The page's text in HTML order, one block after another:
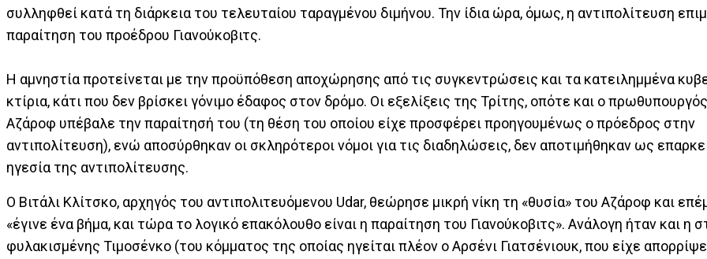
συλληφθεί κατά τη διάρκεια του τελευταίου ταραγμένου διμήνου. Την ίδια ώρα, όμως, η αντιπολίτευση
παραίτηση του προέδρου Γιανούκοβιτς.
Η αμνηστία προτείνεται με την προϋπόθεση αποχώρησης από τις συγκεντρώσεις και τα κατειλημμένα
κτίρια, κάτι που δεν βρίσκει γόνιμο έδαφος στον δρόμο. Οι εξελίξεις της Τρίτης, οπότε και ο
Αζάροφ υπέβαλε την παραίτησή του (τη θέση του οποίου είχε προσφέρει προηγουμένως ο πρόεδρος στην
αντιπολίτευση), ενώ αποσύρθηκαν οι σκληρότεροι νόμοι για τις διαδηλώσεις, δεν αποτιμήθηκαν ως
ηγεσία της αντιπολίτευσης.
Ο Βιτάλι Κλίτσκο, αρχηγός του αντιπολιτευόμενου Udar, θεώρησε μικρή νίκη τη «θυσία» του Αζάροφ και
«έγινε ένα βήμα, και τώρα το λογικό επακόλουθο είναι η παραίτηση του Γιανούκοβιτς». Ανάλογη ήταν και η
φυλακισμένης Τιμοσένκο (του κόμματος της οποίας ηγείται πλέον ο Αρσένι Γιατσένιουκ, που είχε